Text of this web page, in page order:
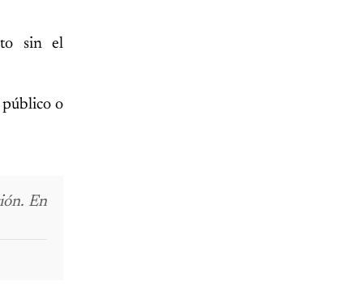
sin el
público o
En